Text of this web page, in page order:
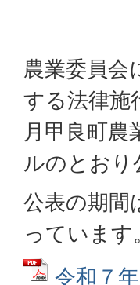
農業委員会
する法律施
月甲良町農
ルのとおり
公表の期間
っています
令和７